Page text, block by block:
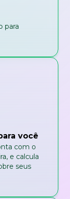
para
você
com o
e calcula
seus